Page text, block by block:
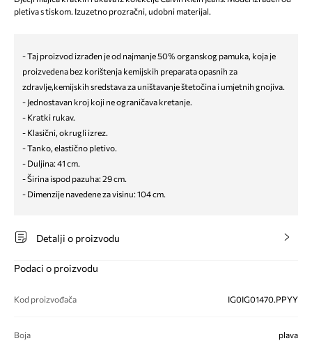
pletiva s tiskom. Izuzetno prozračni, udobni materijal.
- Taj proizvod izrađen je od najmanje 50% organskog pamuka, koja je
proizvedena bez korištenja kemijskih preparata opasnih za
zdravlje,kemijskih sredstava za uništavanje štetočina i umjetnih gnojiva.
- Jednostavan kroj koji ne ograničava kretanje.
- Kratki rukav.
- Klasični, okrugli izrez.
- Tanko, elastično pletivo.
- Duljina: 41 cm.
- Širina ispod pazuha: 29 cm.
- Dimenzije navedene za visinu: 104 cm.
Detalji o proizvodu
Podaci o proizvodu
Kod proizvođača IG0IG01470.PPYY
Boja plava